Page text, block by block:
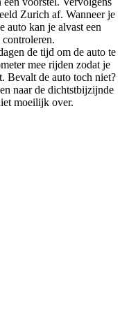
Zurich af. Wanneer je
auto kan je alvast een
de tijd om de auto te
mee rijden zodat je
Bevalt de auto toch niet?
naar de dichtstbijzijnde
moeilijk over.